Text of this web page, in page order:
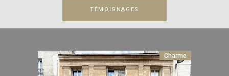
TÉMOIGNAGES
Charme